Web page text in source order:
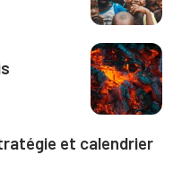
et calendrier